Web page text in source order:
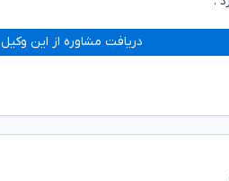
دریافت مشاوره از این وکیل